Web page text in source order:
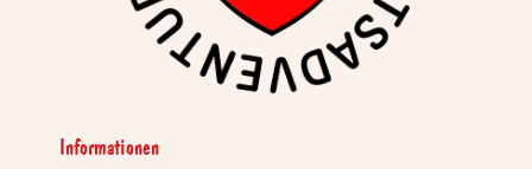
Informationen